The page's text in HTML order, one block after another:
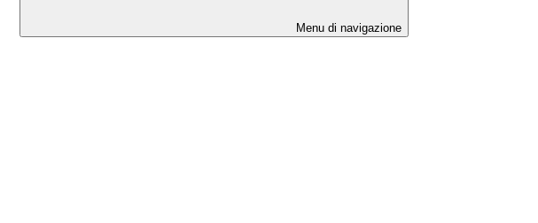
Menu di navigazione